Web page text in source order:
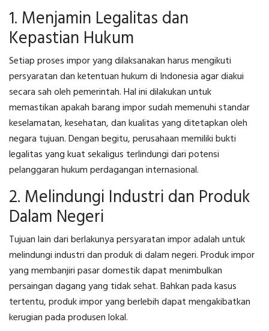
1. Menjamin Legalitas dan
Kepastian Hukum
Setiap proses impor yang dilaksanakan harus mengikuti
persyaratan dan ketentuan hukum di Indonesia agar diakui
secara sah oleh pemerintah.Hal ini dilakukan untuk
memastikan apakah barang impor sudah memenuhi standar
keselamatan, kesehatan, dan kualitas yang ditetapkan oleh
negara tujuan.Dengan begitu, perusahaan memiliki bukti
legalitas yang kuat sekaligus terlindungi dari potensi
pelanggaran hukum perdagangan internasional.
2. Melindungi Industri dan Produk
Dalam Negeri
Tujuan lain dari berlakunya persyaratan impor adalah untuk
melindungi industri dan produk di dalam negeri. Produk impor
yang membanjiri pasar domestik dapat menimbulkan
persaingan dagang yang tidak sehat. Bahkan pada kasus
tertentu, produk impor yang berlebih dapat mengakibatkan
kerugian pada produsen lokal.